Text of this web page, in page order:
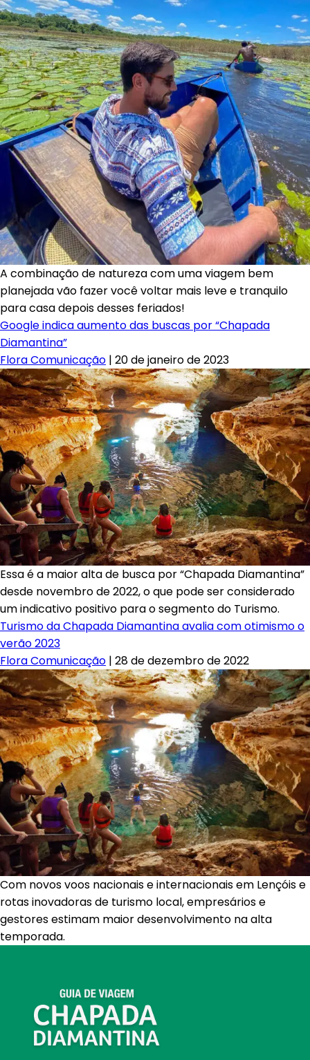
A combinação de natureza com uma viagem bem
planejada vão fazer você voltar mais leve e tranquilo
para casa depois desses feriados!
Google indica aumento das buscas por “Chapada
Diamantina”
Flora Comunicação | 20 de janeiro de 2023
Essa é a maior alta de busca por “Chapada Diamantina”
desde novembro de 2022, o que pode ser considerado
um indicativo positivo para o segmento do Turismo.
Turismo da Chapada Diamantina avalia com otimismo o
verão 2023
Flora Comunicação | 28 de dezembro de 2022
Com novos voos nacionais e internacionais em Lençóis e
rotas inovadoras de turismo local, empresários e
gestores estimam maior desenvolvimento na alta
temporada.